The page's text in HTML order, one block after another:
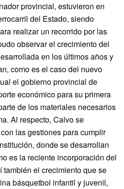
provincial, estuvieron en
del Estado, siendo
realizar un recorrido por las
observar el crecimiento del
en los últimos años y
como es el caso del nuevo
el gobierno provincial de
económico para su primera
de los materiales necesarios
Al respecto, Calvo se
las gestiones para cumplir
donde se desarrollan
es la reciente incorporación del
también el crecimiento que se
básquetbol infantil y juvenil,